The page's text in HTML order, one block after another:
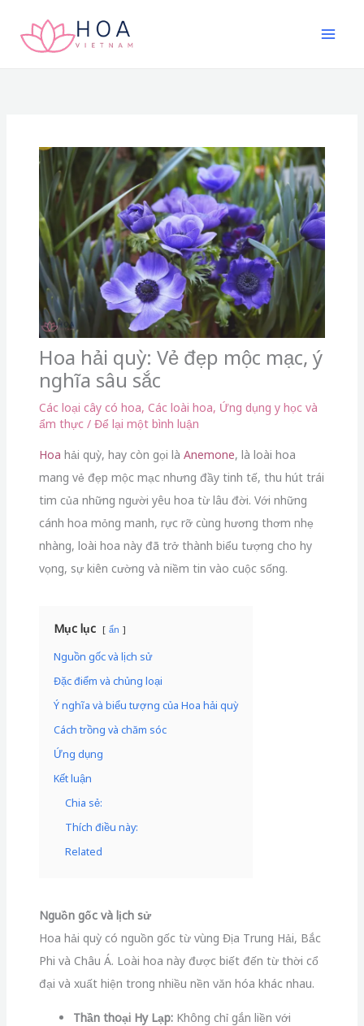
Hoa hải quỳ: Vẻ đẹp mộc mạc, ý
nghĩa sâu sắc
Các loại cây có hoa, Các loài hoa, Ứng dụng y học và
ẩm thực/ Để lại một bình luận
Hoa hải quỳ, hay còn gọi là Anemone, là loài hoa
mang vẻ đẹp mộc mạc nhưng đầy tinh tế, thu hút trái
tim của những người yêu hoa từ lâu đời. Với những
cánh hoa mỏng manh, rực rỡ cùng hương thơm nhẹ
nhàng, loài hoa này đã trở thành biểu tượng cho hy
vọng, sự kiên cường và niềm tin vào cuộc sống.
Mục lục ẩn
Nguồn gốc và lịch sử
Đặc điểm và chủng loại
Ý nghĩa và biểu tượng của Hoa hải quỳ
Cách trồng và chăm sóc
Ứng dụng
Kết luận
Chia sẻ:
Thích điều này:
Related
Nguồn gốc và lịch sử
Hoa hải quỳ có nguồn gốc từ vùng Địa Trung Hải, Bắc
Phi và Châu Á. Loài hoa này được biết đến từ thời cổ
đại và xuất hiện trong nhiều nền văn hóa khác nhau.
Thần thoại Hy Lạp:Không chỉ gắn liền với